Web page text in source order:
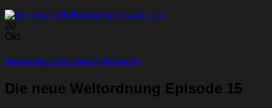
20
Okt.
Bewusstsein, Human Design, USA Wahlen
Die neue Weltordnung Episode 15